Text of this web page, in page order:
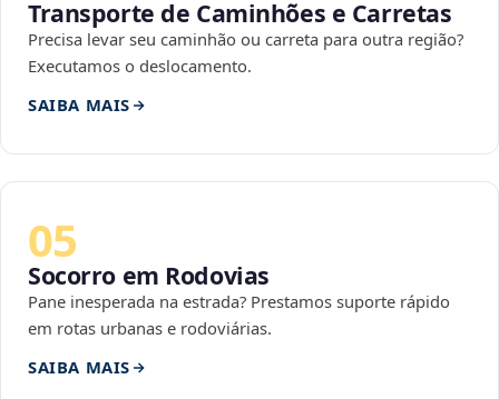
Transporte de Caminhões e Carretas
Precisa levar seu caminhão ou carreta para outra região?
Executamos o deslocamento.
SAIBA MAIS
05
Socorro em Rodovias
Pane inesperada na estrada? Prestamos suporte rápido
em rotas urbanas e rodoviárias.
SAIBA MAIS